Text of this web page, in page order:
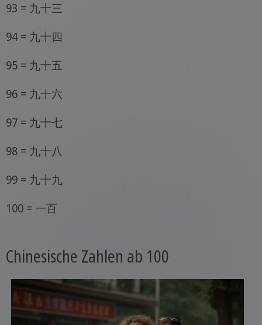
93 = 九十三
94 = 九十四
95 = 九十五
96 = 九十六
97 = 九十七
98 = 九十八
99 = 九十九
100 = 一百
Chinesische Zahlen ab 100